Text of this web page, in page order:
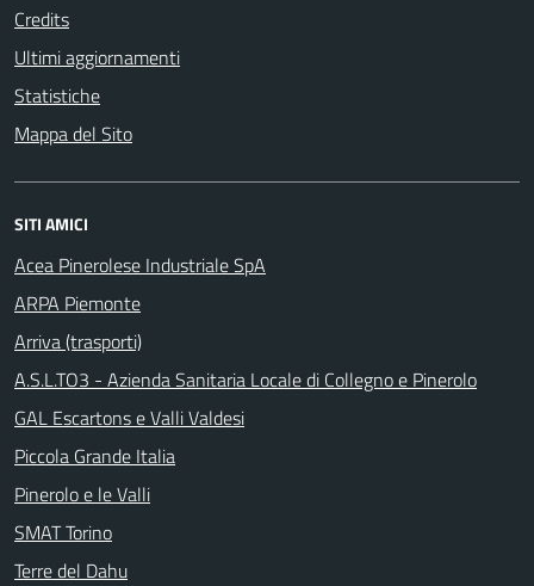
Credits
Ultimi aggiornamenti
Statistiche
Mappa del Sito
SITI AMICI
Acea Pinerolese Industriale SpA
ARPA Piemonte
Arriva (trasporti)
A.S.L.TO3 - Azienda Sanitaria Locale di Collegno e Pinerolo
GAL Escartons e Valli Valdesi
Piccola Grande Italia
Pinerolo e le Valli
SMAT Torino
Terre del Dahu